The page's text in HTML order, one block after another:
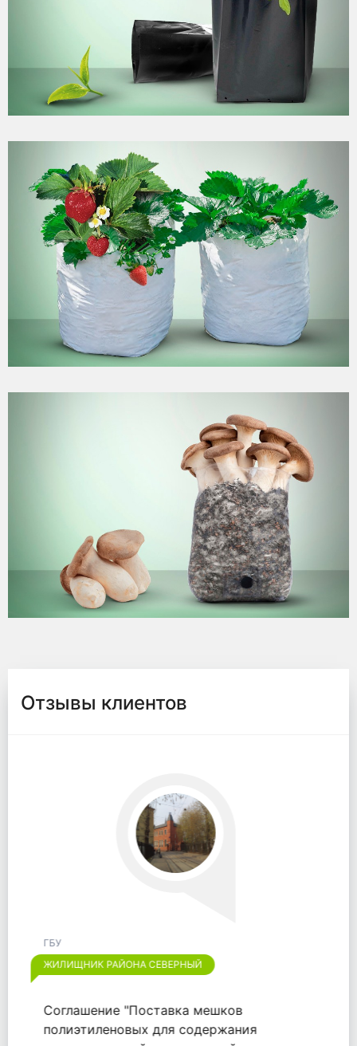
Отзывы клиентов
ГБУ
ЖИЛИЩНИК РАЙОНА ОТРАДНОЕ
Хотим выразить признательность
компании "ООО "ВАЙТПАК"" за